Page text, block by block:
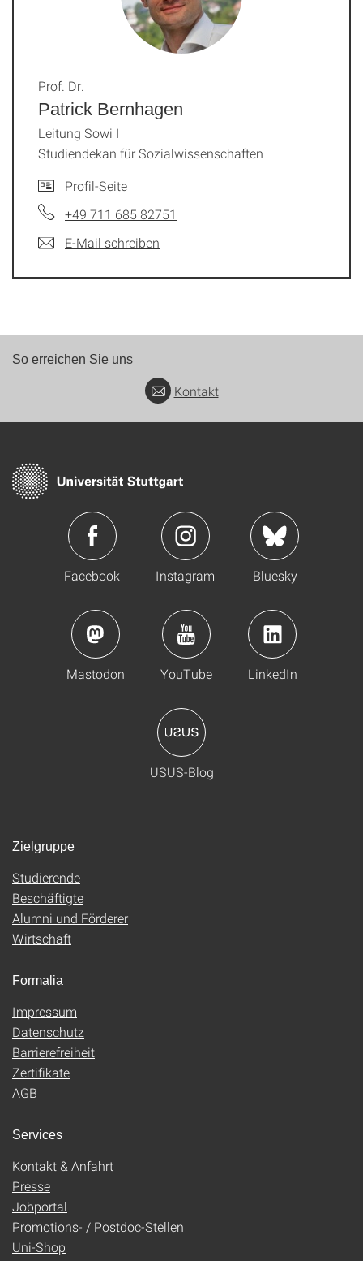
Patrick Bernhagen
Prof. Dr.
Leitung Sowi I
Studiendekan für Sozialwissenschaften
Profil-Seite
+49 711 685 82751
E-Mail schreiben
So erreichen Sie uns
Kontakt
Facebook Instagram Bluesky
Mastodon YouTube LinkedIn
USUS-Blog
Zielgruppe
Studierende
Beschäftigte
Alumni und Förderer
Wirtschaft
Formalia
Impressum
Datenschutz
Barrierefreiheit
Zertifikate
AGB
Services
Kontakt & Anfahrt
Presse
Jobportal
Promotions- / Postdoc-Stellen
Uni-Shop